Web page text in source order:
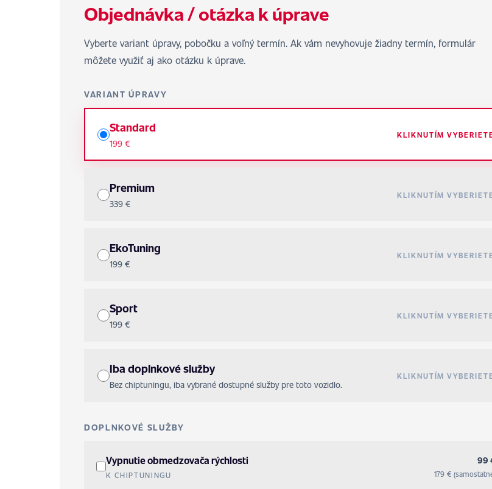
Objednávka / otázka k úprave
Vyberte variant úpravy, pobočku a voľný termín. Ak vám nevyhovuje žiadny termín, formulár
môžete využiť aj ako otázku k úprave.
VARIANT ÚPRAVY
Standard
199 €
KLIKNUTÍM
Premium
339 €
KLIKNUTÍM
EkoTuning
199 €
KLIKNUTÍM
Sport
199 €
KLIKNUTÍM
Iba doplnkové služby
Bez chiptuningu, iba vybrané dostupné služby pre toto vozidlo.
KLIKNUTÍM
DOPLNKOVÉ SLUŽBY
Vypnutie obmedzovača rýchlosti
K CHIPTUNINGU
99
179 €